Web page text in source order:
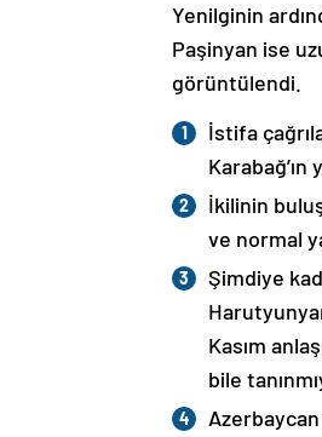
Yenilginin
Paşinyan ise
görüntülendi.
İstifa
İkilinin
ve normal
Şimdiye
Kasım
bile